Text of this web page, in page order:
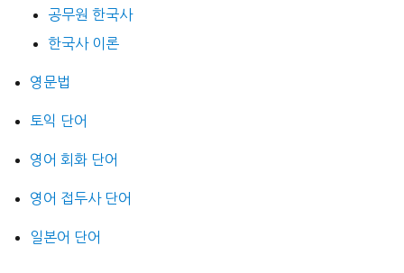
공무원 한국사
한국사 이론
영문법
토익 단어
영어 회화 단어
영어 접두사 단어
일본어 단어